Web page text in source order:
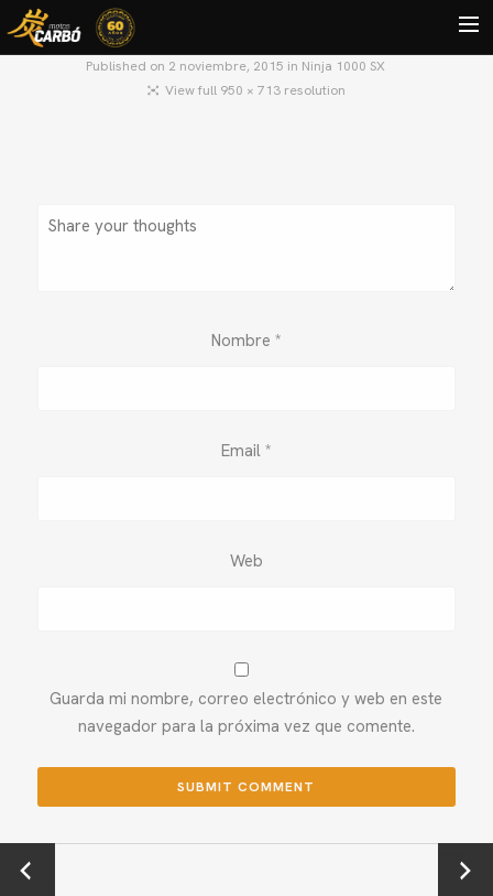
BLOG
Published on 2 noviembre, 2015 in Ninja 1000 SX
View full 950 × 713 resolution
Nombre *
Email *
Web
Guarda mi nombre, correo electrónico y web en este
navegador para la próxima vez que comente.
←
Previou
Next →